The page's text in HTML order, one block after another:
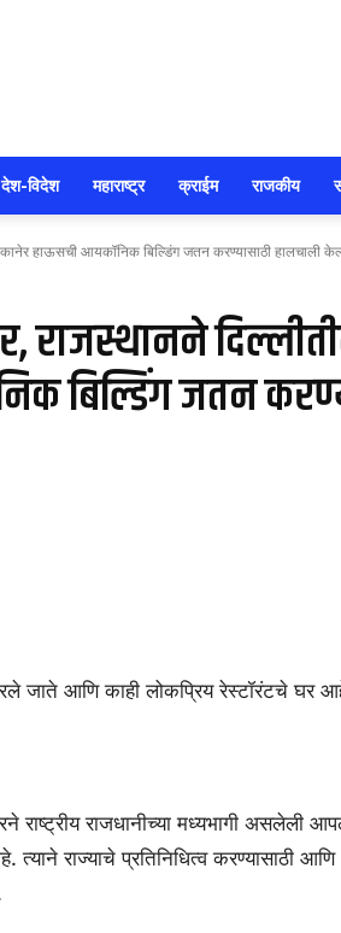
सोलापूर
आजतक
देश-विदेश महाराष्ट्र क्राईम राजकीय
हाऊसची आयकॉनिक बिल्डिंग जतन करण्यासाठी हालचाली
राजस्थानने
बिल्डिंग जतन
जाते आणि काही लोकप्रिय रेस्टॉरंटचे घर
राजधानीच्या मध्यभागी असलेली
राज्याचे प्रतिनिधित्व करण्यासाठी